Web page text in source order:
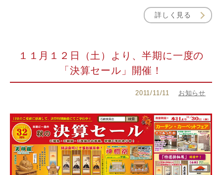
詳しく見る
１１月１２日（土）より、半期に一度の
「決算セール」開催！
2011/11/11 お知らせ